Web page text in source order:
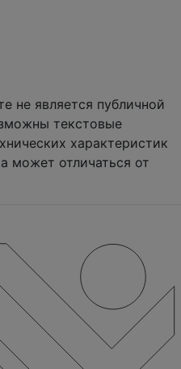
не является публичной
текстовые
характеристик
может отличаться от